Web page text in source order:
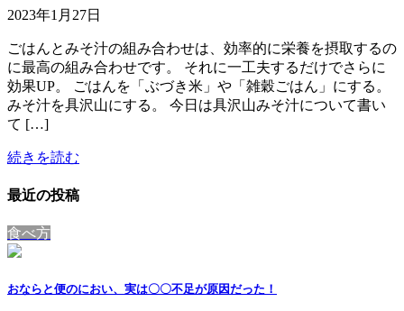
2023年1月27日
ごはんとみそ汁の組み合わせは、効率的に栄養を摂取するの
に最高の組み合わせです。 それに一工夫するだけでさらに
効果UP。 ごはんを「ぶづき米」や「雑穀ごはん」にする。
みそ汁を具沢山にする。 今日は具沢山みそ汁について書い
て […]
続きを読む
最近の投稿
食べ方
おならと便のにおい、実は〇〇不足が原因だった！